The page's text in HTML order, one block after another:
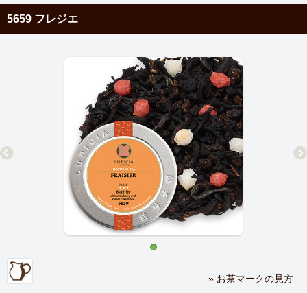
5659 フレジエ
» お茶マークの見方